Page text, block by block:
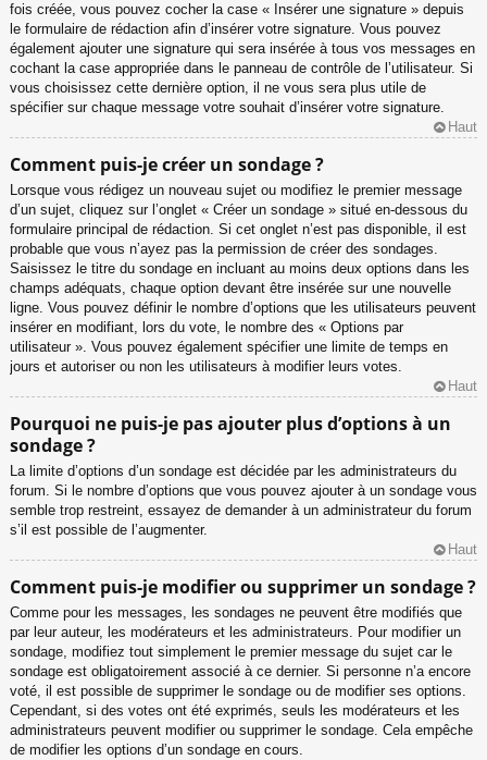
fois créée, vous pouvez cocher la case « Insérer une signature » depuis
le formulaire de rédaction afin d’insérer votre signature. Vous pouvez
également ajouter une signature qui sera insérée à tous vos messages en
cochant la case appropriée dans le panneau de contrôle de l’utilisateur. Si
vous choisissez cette dernière option, il ne vous sera plus utile de
spécifier sur chaque message votre souhait d’insérer votre signature.
Haut
Comment puis-je créer un sondage ?
Lorsque vous rédigez un nouveau sujet ou modifiez le premier message
d’un sujet, cliquez sur l’onglet « Créer un sondage » situé en-dessous du
formulaire principal de rédaction. Si cet onglet n’est pas disponible, il est
probable que vous n’ayez pas la permission de créer des sondages.
Saisissez le titre du sondage en incluant au moins deux options dans les
champs adéquats, chaque option devant être insérée sur une nouvelle
ligne. Vous pouvez définir le nombre d’options que les utilisateurs peuvent
insérer en modifiant, lors du vote, le nombre des « Options par
utilisateur ». Vous pouvez également spécifier une limite de temps en
jours et autoriser ou non les utilisateurs à modifier leurs votes.
Haut
Pourquoi ne puis-je pas ajouter plus d’options à un
sondage ?
La limite d’options d’un sondage est décidée par les administrateurs du
forum. Si le nombre d’options que vous pouvez ajouter à un sondage vous
semble trop restreint, essayez de demander à un administrateur du forum
s’il est possible de l’augmenter.
Haut
Comment puis-je modifier ou supprimer un sondage ?
Comme pour les messages, les sondages ne peuvent être modifiés que
par leur auteur, les modérateurs et les administrateurs. Pour modifier un
sondage, modifiez tout simplement le premier message du sujet car le
sondage est obligatoirement associé à ce dernier. Si personne n’a encore
voté, il est possible de supprimer le sondage ou de modifier ses options.
Cependant, si des votes ont été exprimés, seuls les modérateurs et les
administrateurs peuvent modifier ou supprimer le sondage. Cela empêche
de modifier les options d’un sondage en cours.